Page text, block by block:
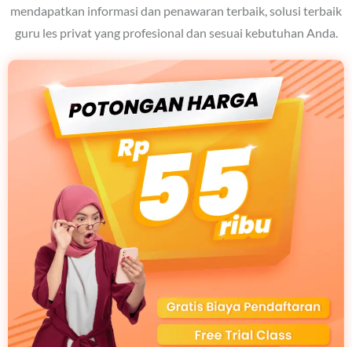
mendapatkan informasi dan penawaran terbaik, solusi terbaik
guru les privat yang profesional dan sesuai kebutuhan Anda.